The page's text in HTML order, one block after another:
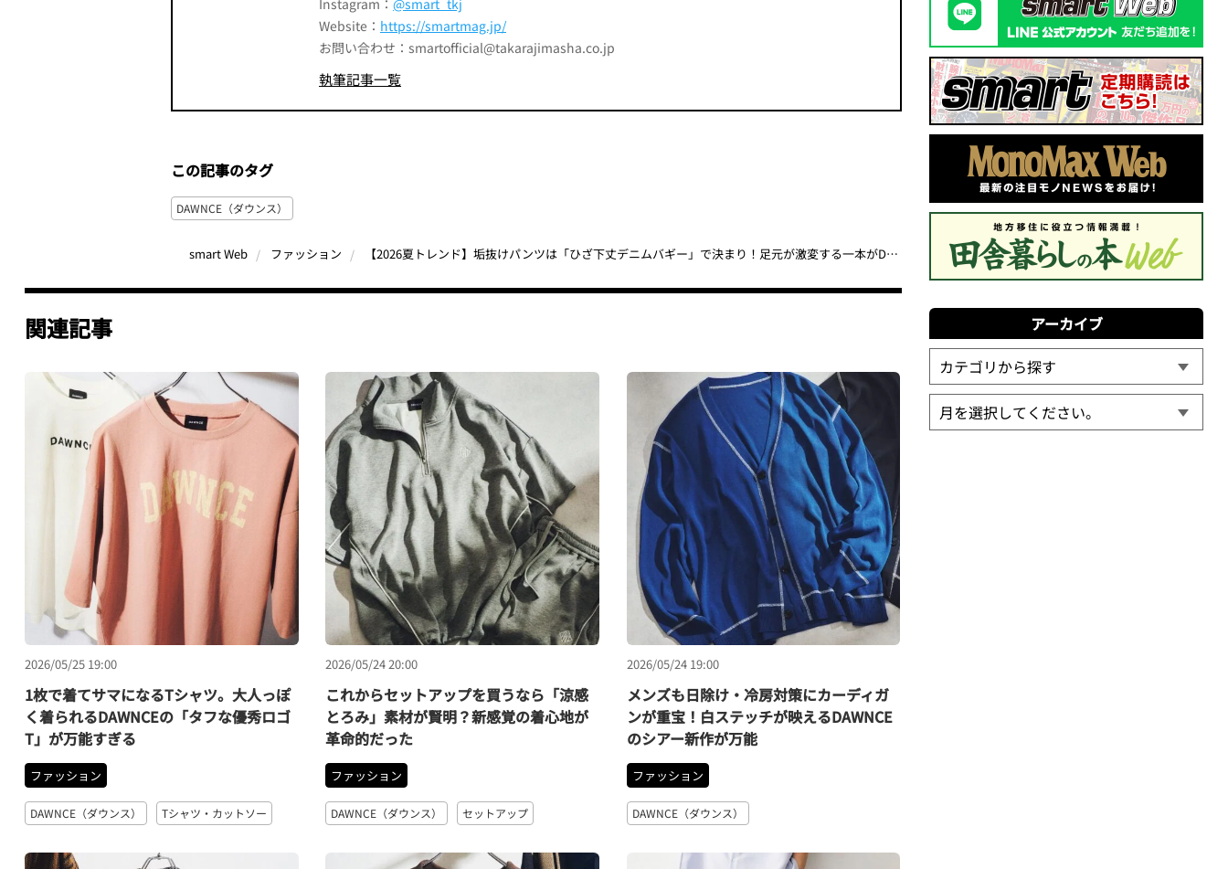
Website： https://smartmag.jp/
お問い合わせ：smartofficial@takarajimasha.co.jp
執筆記事一覧
この記事のタグ
DAWNCE（ダウンス）
smart Web ファッション 【2026夏トレンド】垢抜けパンツは「ひざ下丈デニムバギー」で決まり！足元が激変する一本がDAWNCEから登場
関連記事
2026/05/25 19:00
1枚で着てサマになるTシャツ。大人っぽ
く着られるDAWNCEの「タフな優秀ロゴ
T」が万能すぎる
ファッション
DAWNCE（ダウンス） Tシャツ・カットソー
2026/05/24 20:00
これからセットアップを買うなら「涼感
とろみ」素材が賢明？新感覚の着心地が
革命的だった
ファッション
DAWNCE（ダウンス） セットアップ
2026/05/24 19:00
メンズも日除け・冷房対策にカーディガ
ンが重宝！白ステッチが映えるDAWNCE
のシアー新作が万能
ファッション
DAWNCE（ダウンス）
アーカイブ